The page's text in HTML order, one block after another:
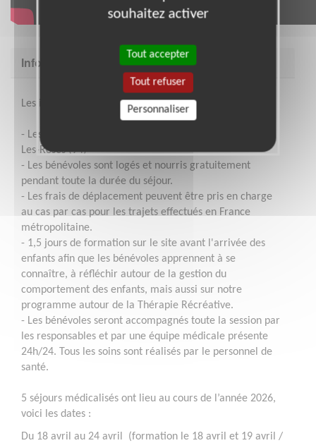
Informations complémentaires
Les informations complémentaires à la mission :
- Les séjours se déroulent en Ile de France à Mandres-
Les-Roses (94)
- Les bénévoles sont logés et nourris gratuitement
pendant toute la durée du séjour.
- Les frais de déplacement peuvent être pris en charge
au cas par cas pour les trajets effectués en France
métropolitaine.
- 1,5 jours de formation sur le site avant l'arrivée des
enfants afin que les bénévoles apprennent à se
connaître, à réfléchir autour de la gestion du
comportement des enfants, mais aussi sur notre
programme autour de la Thérapie Récréative.
- Les bénévoles seront accompagnés toute la session par
les responsables et par une équipe médicale présente
24h/24. Tous les soins sont réalisés par le personnel de
santé.
5 séjours médicalisés ont lieu au cours de l’année 2026,
voici les dates :
Du 18 avril au 24 avril (formation le 18 avril et 19 avril /
souhaitez activer
Tout accepter
Tout refuser
Personnaliser